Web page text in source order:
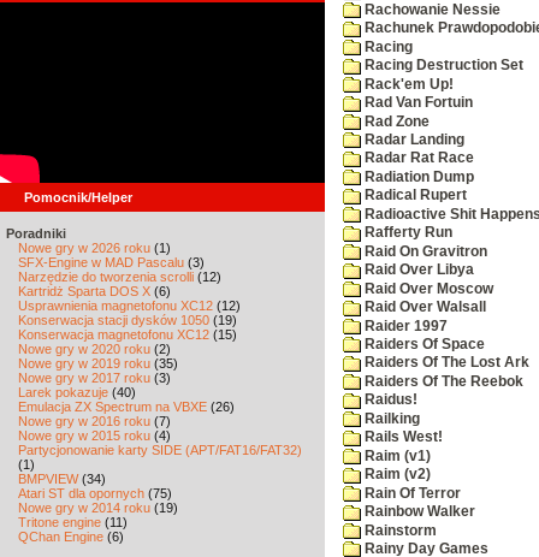
Pomocnik/Helper
Poradniki
Nowe gry w 2026 roku (1)
SFX-Engine w MAD Pascalu (3)
Narzędzie do tworzenia scrolli (12)
Kartridż Sparta DOS X (6)
Usprawnienia magnetofonu XC12 (12)
Konserwacja stacji dysków 1050 (19)
Konserwacja magnetofonu XC12 (15)
Nowe gry w 2020 roku (2)
Nowe gry w 2019 roku (35)
Nowe gry w 2017 roku (3)
Larek pokazuje (40)
Emulacja ZX Spectrum na VBXE (26)
Nowe gry w 2016 roku (7)
Nowe gry w 2015 roku (4)
Partycjonowanie karty SIDE (APT/FAT16/FAT32)
(1)
BMPVIEW(34)
Atari ST dla opornych (75)
Nowe gry w 2014 roku (19)
Tritone engine (11)
QChan Engine (6)
Rachowanie Nessie
Rachunek
Racing
Racing Destruction Set
Rack'em Up!
Rad Van Fortuin
Rad Zone
Radar Landing
Radar Rat Race
Radiation Dump
Radical Rupert
Radioactive Shit
Rafferty Run
Raid On Gravitron
Raid Over Libya
Raid Over Moscow
Raid Over Walsall
Raider 1997
Raiders Of Space
Raiders Of The Lost Ark
Raiders Of The Reebok
Raidus!
Railking
Rails West!
Raim (v1)
Raim (v2)
Rain Of Terror
Rainbow Walker
Rainstorm
Rainy Day Games